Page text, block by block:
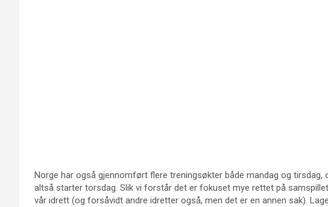
Norge har også gjennomført flere treningsøkter både mandag og
altså starter torsdag. Slik vi forstår det er fokuset mye rettet på
vår idrett (og forsåvidt andre idretter også, men det er en annen sak).